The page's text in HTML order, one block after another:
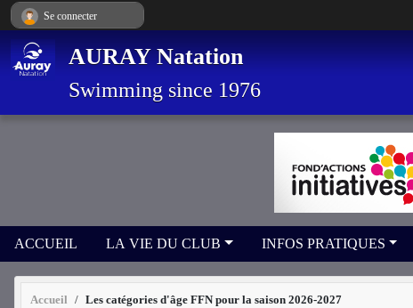
AURAY Natation
Swimming since 1976
ACCUEIL LA VIE DU CLUB INFOS PRATIQUES
Accueil Les catégories d'âge FFN pour la saison 2026-2027
Se connecter
Panneau de gestion des cookies